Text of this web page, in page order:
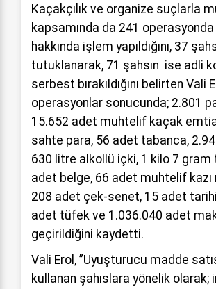
Kaçakçılık ve organize suçlarla
kapsamında da 241 operasyonda
hakkında işlem yapıldığını, 37
tutuklanarak, 71 şahsın ise adli
serbest bırakıldığını belirten Vali
operasyonlar sonucunda; 2.801
15.652 adet muhtelif kaçak
sahte para, 56 adet tabanca,
630 litre alkollü içki, 1 kilo 7 gram
adet belge, 66 adet muhtelif
208 adet çek-senet, 15 adet
adet tüfek ve 1.036.040 adet
geçirildiğini kaydetti.
Vali Erol, ”Uyuşturucu madde
kullanan şahıslara yönelik olarak;